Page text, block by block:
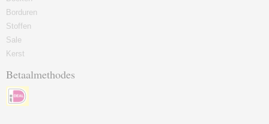
Borduren
Stoffen
Sale
Kerst
Betaalmethodes